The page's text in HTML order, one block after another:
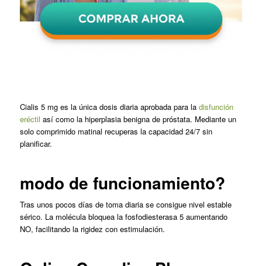
Cialis 5 mg es la única dosis diaria aprobada para la disfunción
eréctil así como la hiperplasia benigna de próstata. Mediante un
solo comprimido matinal recuperas la capacidad 24/7 sin
planificar.
modo de funcionamiento?
Tras unos pocos días de toma diaria se consigue nivel estable
sérico. La molécula bloquea la fosfodiesterasa 5 aumentando
NO, facilitando la rigidez con estimulación.